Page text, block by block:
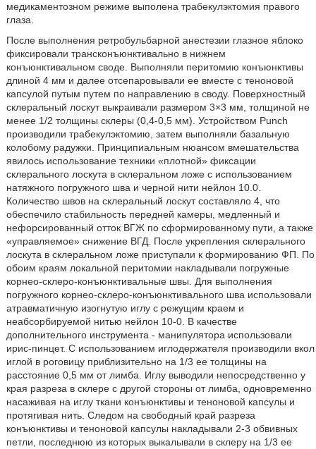
медикаментозном режиме выполена трабекулэктомия правого
глаза.
После выполнения ретробульбарной анестезии глазное яблоко
фиксировали трансконъюнктивально в нижнем
конъюнктивальном своде. Выполняли перитомию конъюнктивы
длиной 4 мм и далее отсепаровывали ее вместе с теноновой
капсулой путым путем по направлению в своду. Поверхностный
склеральный лоскут выкраивали размером 3×3 мм, толщиной не
менее 1/2 толщины склеры (0,4-0,5 мм). Устройством Punch
производили трабекулэктомию, затем выполняли базальную
колобому радужки. Принципиальным нюансом вмешательства
явилось использование техники «плотной» фиксации
склерального лоскута в склеральном ложе с использованием
натяжного погружного шва и черной нити нейлон 10.0.
Количество швов на склеральный лоскут составляло 4, что
обеспечило стабильность передней камеры, медленный и
нефорсированный отток ВГЖ по сформированному пути, а также
«управляемое» снижение ВГД. После укрепления склерального
лоскута в склеральном ложе приступали к формированию ФП. По
обоим краям локальной перитомии накладывали погружные
корнео-склеро-конъюнктивальные швы. Для выполнения
погружного корнео-склеро-конъюнктивального шва использовали
атравматичную изогнутую иглу с режущим краем и
неабсорбируемой нитью нейлон 10-0. В качестве
дополнительного инструмента - манипулятора использовали
ирис-пинцет. С использованием иглодержателя производили вкол
иглой в роговицу приблизительно на 1/3 ее толщины на
расстояние 0,5 мм от лимба. Иглу выводили непосредственно у
края разреза в склере с другой стороны от лимба, одновременно
насаживая на иглу ткани конъюнктивы и теноновой капсулы и
протягивая нить. Следом на свободный край разреза
конъюнктивы и теноновой капсулы накладывали 2-3 обвивных
петли, последнюю из которых выкалывали в склеру на 1/3 ее